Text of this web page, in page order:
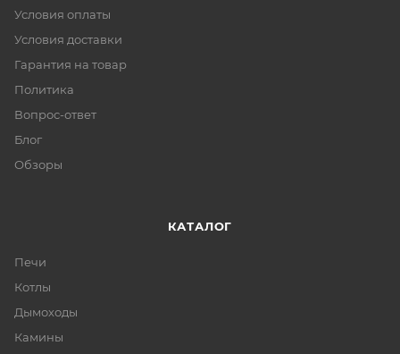
Условия оплаты
Условия доставки
Гарантия на товар
Политика
Вопрос-ответ
Блог
Обзоры
КАТАЛОГ
Печи
Котлы
Дымоходы
Камины